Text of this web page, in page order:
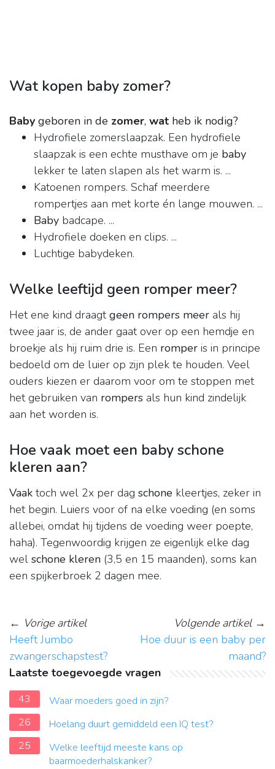
Wat kopen baby zomer?
Baby geboren in de zomer, wat heb ik nodig?
Hydrofiele zomerslaapzak. Een hydrofiele
slaapzak is een echte musthave om je baby
lekker te laten slapen als het warm is. ...
Katoenen rompers. Schaf meerdere
rompertjes aan met korte én lange mouwen. ...
Baby badcape. ...
Hydrofiele doeken en clips. ...
Luchtige babydeken.
Welke leeftijd geen romper meer?
Het ene kind draagtgeen rompers meer als hij
twee jaar is, de ander gaat over op een hemdje en
broekje als hij ruim drie is. Een romper is in principe
bedoeld om de luier op zijn plek te houden. Veel
ouders kiezen er daarom voor om te stoppen met
het gebruiken van rompers als hun kind zindelijk
aan het worden is.
Hoe vaak moet een baby schone
kleren aan?
Vaak toch wel 2x per dag schone kleertjes, zeker in
het begin. Luiers voor of na elke voeding (en soms
allebei, omdat hij tijdens de voeding weer poepte,
haha). Tegenwoordig krijgen ze eigenlijk elke dag
wel schone kleren (3,5 en 15 maanden), soms kan
een spijkerbroek 2 dagen mee.
← Vorige artikel
Heeft Jumbo
zwangerschapstest?
Volgende artikel→
Hoe duur is een baby per
maand?
Laatste toegevoegde vragen
43
Waar moeders goed in zijn?
26
Hoelang duurt gemiddeld een IQ test?
25
Welke leeftijd meeste kans op
baarmoederhalskanker?